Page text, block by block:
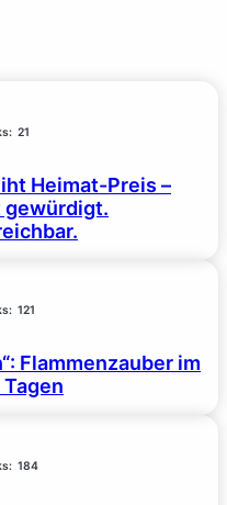
21
Heimat-Preis –
gewürdigt.
121
Flammenzauber im
184